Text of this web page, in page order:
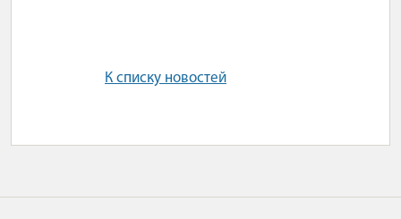
К списку новостей